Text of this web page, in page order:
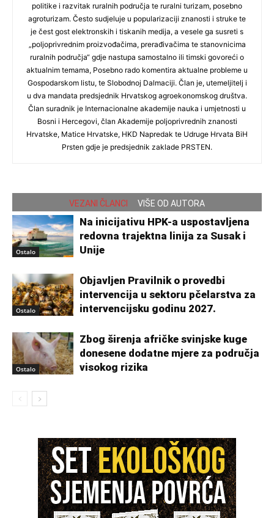
politike i razvitak ruralnih područja te ruralni turizam, posebno
agroturizam. Često sudjeluje u popularizaciji znanosti i struke te
je čest gost elektronskih i tiskanih medija, a vesele ga susreti s
„poljoprivrednim proizvođačima, prerađivačima te stanovnicima
ruralnih područja“ gdje nastupa samostalno ili timski govoreći o
aktualnim temama, Posebno rado komentira aktualne probleme u
Gospodarskom listu, te Slobodnoj Dalmaciji. Član je, utemeljitelj i
u dva mandata predsjednik Hrvatskog agroekonomskog društva.
Član suradnik je Internacionalne akademije nauka i umjetnosti u
Bosni i Hercegovi, član Akademije poljoprivrednih znanosti
Hrvatske, Matice Hrvatske, HKD Napredak te Udruge Hrvata BiH
Prsten gdje je predsjednik zaklade PRSTEN.
VEZANI ČLANCI VIŠE OD AUTORA
Ostalo
Na inicijativu HPK-a uspostavljena
redovna trajektna linija za Susak i
Unije
Ostalo
Objavljen Pravilnik o provedbi
intervencija u sektoru pčelarstva za
intervencijsku godinu 2027.
Ostalo
Zbog širenja afričke svinjske kuge
donesene dodatne mjere za područja
visokog rizika